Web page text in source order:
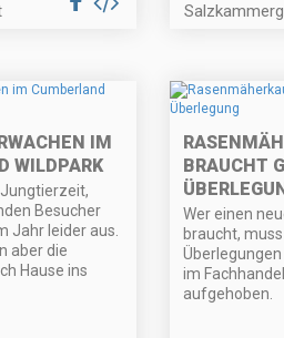
IM
WILDPARK
Besucher
Jahr leider aus.
aber die
Hause ins
BRAUCHT
Wer einen
braucht,
im
aufgehoben.